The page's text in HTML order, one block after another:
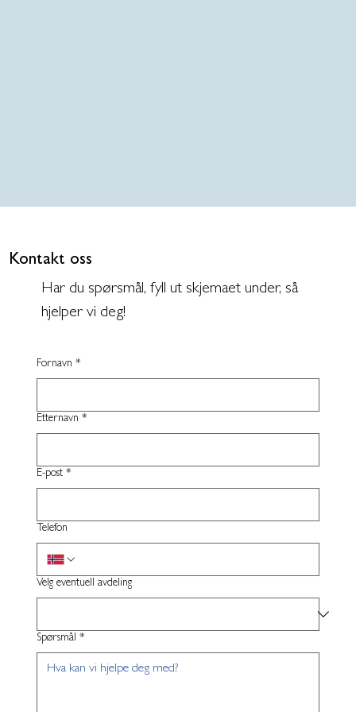
Kontakt oss
Har du spørsmål, fyll ut skjemaet under, så
hjelper vi deg!
Fornavn *
Etternavn *
E-post *
Telefon
Velg eventuell avdeling
Spørsmål *